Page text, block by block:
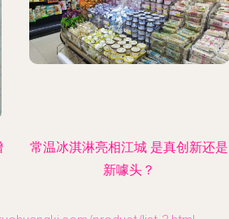
常温冰淇淋亮相江城 是真创新还是
新噱头？